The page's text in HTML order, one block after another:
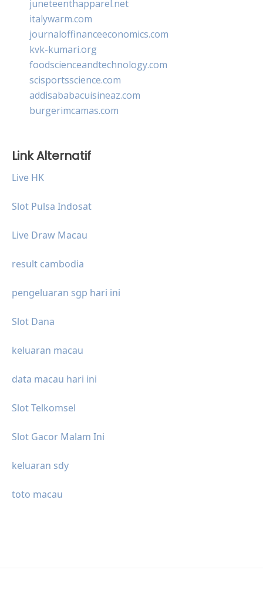
juneteenthapparel.net
italywarm.com
journaloffinanceeconomics.com
kvk-kumari.org
foodscienceandtechnology.com
scisportsscience.com
addisababacuisineaz.com
burgerimcamas.com
Link Alternatif
Live HK
Slot Pulsa Indosat
Live Draw Macau
result cambodia
pengeluaran sgp hari ini
Slot Dana
keluaran macau
data macau hari ini
Slot Telkomsel
Slot Gacor Malam Ini
keluaran sdy
toto macau